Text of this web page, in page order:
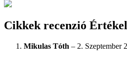
Cikkek recenzió
Mikulas Tóth – 2. Szeptember